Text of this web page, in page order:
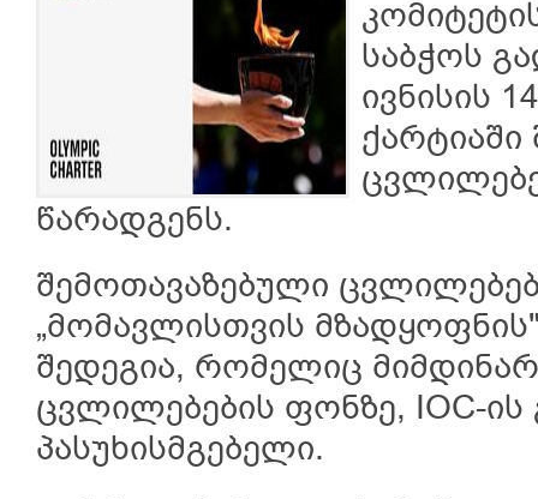
საბჭოს
ივნისის
ქარტიაში
წარადგენს.
შემოთავაზებული
„მომავლისთვის მზადყოფნის"
შედეგია, რომელიც
ცვლილებების ფონზე, IOC-ის
პასუხისმგებელი.